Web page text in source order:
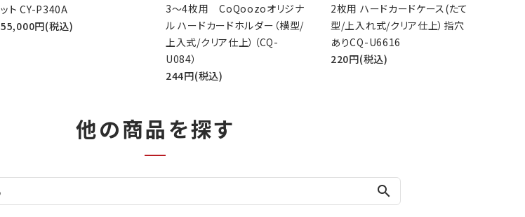
ット CY-P340A
55,000円(税込)
3～4枚用 CoQoozoオリジナ
ル ハードカードホルダー（横型/
上入式/クリア仕上）（CQ-
U084）
244円(税込)
2枚用 ハードカードケース(たて
型/上入れ式/クリア仕上）指穴
ありCQ-U6616
220円(税込)
他の商品を探す
search